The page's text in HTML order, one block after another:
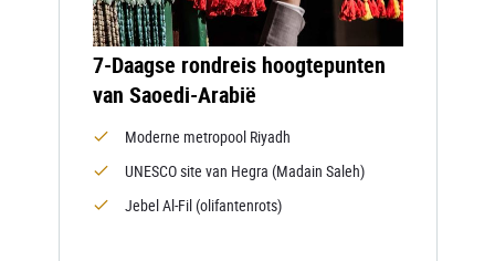
7-Daagse rondreis hoogtepunten
van Saoedi-Arabië
Moderne metropool Riyadh
UNESCO site van Hegra (Madain Saleh)
Jebel Al-Fil (olifantenrots)